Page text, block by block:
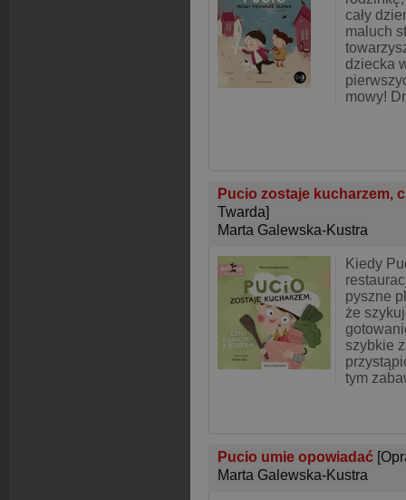
cały
maluch
dziecka
mowy!
Pucio zostaje kucharzem,
Twarda]
Marta Galewska-Kustra
Kiedy
pyszne
że
szybkie
tym
Pucio umie opowiadać
Marta Galewska-Kustra